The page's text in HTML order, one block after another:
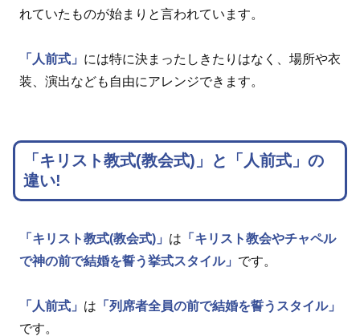
れていたものが始まりと言われています。
「人前式」 には特に決まったしきたりはなく、場所や衣
装、演出なども自由にアレンジできます。
「キリスト教式(教会式)」と「人前式」の
違い!
「キリスト教式(教会式)」 は 「キリスト教会やチャペル
で神の前で結婚を誓う挙式スタイル」 です。
「人前式」 は 「列席者全員の前で結婚を誓うスタイル」
です。